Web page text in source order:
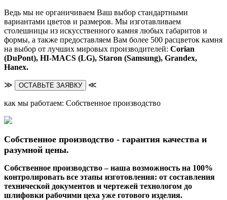
Ведь мы не органичиваем Ваш выбор стандартными
вариантами цветов и размеров. Мы изготавливаем
столешницы из искусственного камня любых габаритов и
формы, а также предоставляем Вам более 500 расцветок камня
на выбор от лучших мировых производителей: Corian
(DuPont), HI-MACS (LG), Staron (Samsung), Grandex,
Hanex.
≫ ОСТАВЬТЕ ЗАЯВКУ ≪
как мы работаем: Собственное производство
Собственное производство - гарантия качества и
разумной цены.
Собственное производство – наша возможность на 100%
контролировать все этапы изготовления: от составления
технической документов и чертежей технологом до
шлифовки рабочими цеха уже готового изделия.